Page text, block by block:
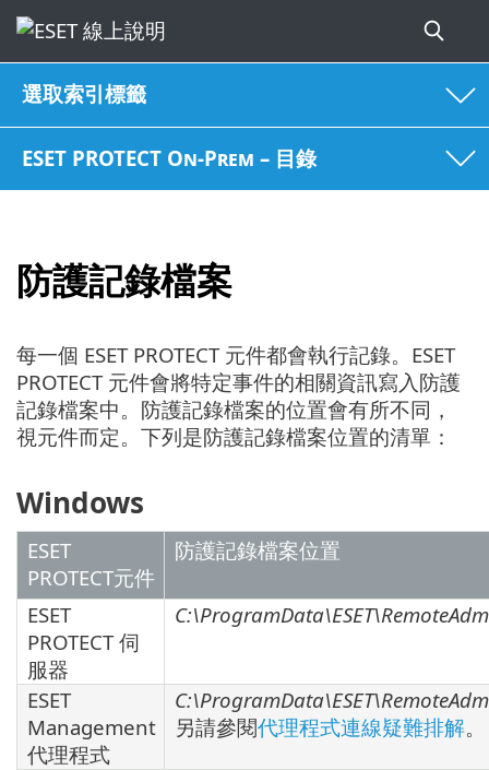
選取索引標籤
ESET PROTECT On-Prem – 目錄
防護記錄檔案
每一個 ESET PROTECT 元件都會執行記錄。ESET
PROTECT 元件會將特定事件的相關資訊寫入防護
記錄檔案中。防護記錄檔案的位置會有所不同，
視元件而定。下列是防護記錄檔案位置的清單：
Windows
ESET
PROTECT元件
防護記錄檔案位置
ESET
PROTECT 伺
服器
ESET
Management
代理程式
另請參閱代理程式連線疑難排解。